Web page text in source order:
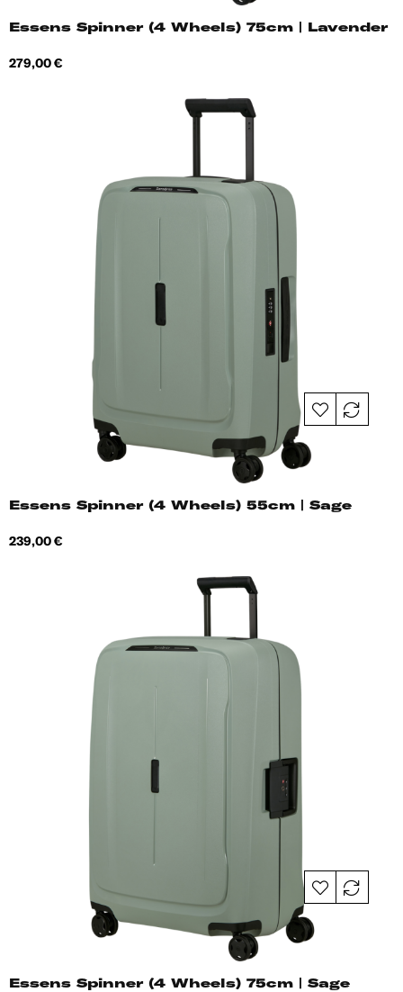
Essens Spinner (4 Wheels) 75cm | Lavender
Hind
279,00 €
Essens Spinner (4 Wheels) 55cm | Sage
Hind
239,00 €
Essens Spinner (4 Wheels) 75cm | Sage